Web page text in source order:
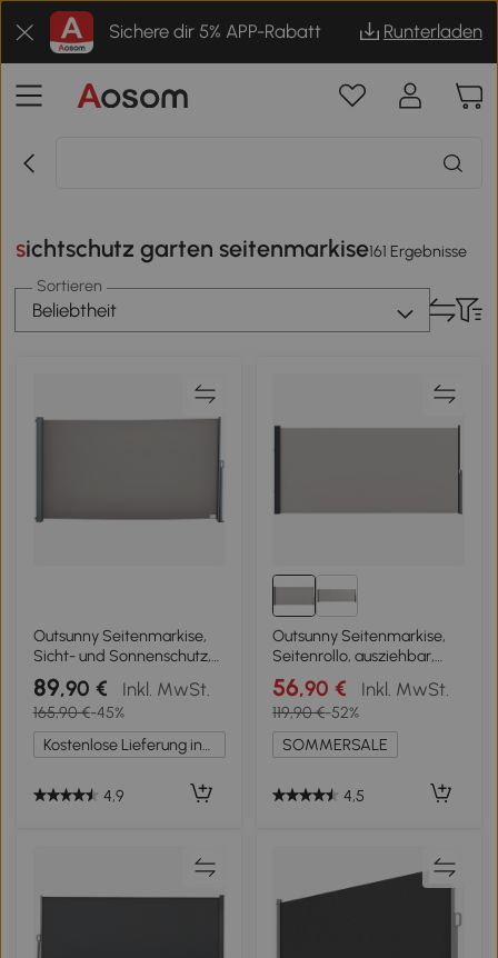
Sichere dir 5% APP-Rabatt Runterladen
sichtschutz garten seitenmarkise161 Ergebnisse
Sortieren
Beliebtheit
Outsunny Seitenmarkise,
Sicht- und Sonnenschutz,
Seitenrollo, Polyester, Grau,
3 x 1,6 m
89,90 € Inkl. MwSt.
165,90 €-45%
Kostenlose Lieferung innerhalb Deutschlands
4,9
Outsunny Seitenmarkise,
Seitenrollo, ausziehbar,
Sichtschutz,
Aluminium/Polyester, 3 x 1,4
m, Hellgrau
56,90 € Inkl. MwSt.
119,90 €-52%
SOMMERSALE
4,5